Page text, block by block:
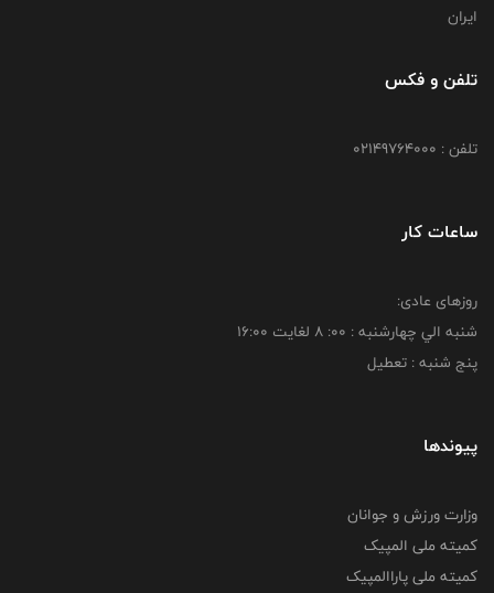
ایران
تلفن و فکس
تلفن : 02149764000
ساعات کار
روزهای عادی:
شنبه الي چهارشنبه : 00: 8 لغايت 16:00
پنج شنبه : تعطیل
پیوندها
وزارت ورزش و جوانان
کمیته ملی المپیک
کمیته ملی پاراالمپیک